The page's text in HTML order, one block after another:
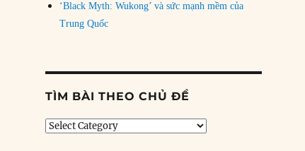
‘Black Myth: Wukong’ và sức mạnh mềm của
Trung Quốc
TÌM BÀI THEO CHỦ ĐỀ
Tìm